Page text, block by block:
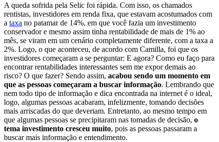
A queda sofrida pela Selic foi rápida. Com isso, os chamados
rentistas, investidores em renda fixa, que estavam acostumados com
a taxa no patamar de 14%, em que você fazia um investimento
conservador e mesmo assim tinha rentabilidade de mais de 1% ao
mês, se viram em um cenário completamente diferente, com a taxa a
2%. Logo, o que aconteceu, de acordo com Camilla, foi que os
investidores começaram a se perguntar: E agora? Como eu faço para
encontrar rentabilidades interessantes sem me expor demais ao
risco? O que fazer? Sendo assim, acabou sendo um momento em
que as pessoas começaram a buscar informação. Lembrando que
nem todo tipo de informação e dica encontrada na internet é o ideal,
logo, algumas pessoas acabaram, infelizmente, tomando decisões
mais arriscadas do que deveriam. Entretanto, ao mesmo tempo em
que algumas pessoas se precipitaram nas tomadas de decisão, o
tema investimento cresceu muito, pois as pessoas passaram a
buscar mais informação e entendimento.